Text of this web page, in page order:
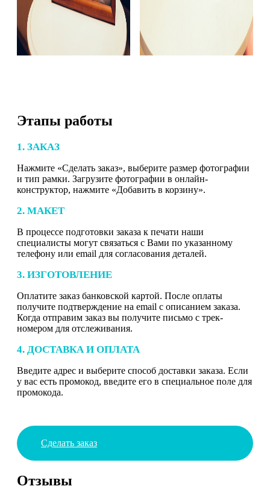
Этапы работы
1. ЗАКАЗ
Нажмите «Сделать заказ», выберите размер фотографии
и тип рамки. Загрузите фотографии в онлайн-
конструктор, нажмите «Добавить в корзину».
2. МАКЕТ
В процессе подготовки заказа к печати наши
специалисты могут связаться с Вами по указанному
телефону или email для согласования деталей.
3. ИЗГОТОВЛЕНИЕ
Оплатите заказ банковской картой. После оплаты
получите подтверждение на email с описанием заказа.
Когда отправим заказ вы получите письмо с трек-
номером для отслеживания.
4. ДОСТАВКА И ОПЛАТА
Введите адрес и выберите способ доставки заказа. Если
у вас есть промокод, введите его в специальное поле для
промокода.
Сделать заказ
Отзывы